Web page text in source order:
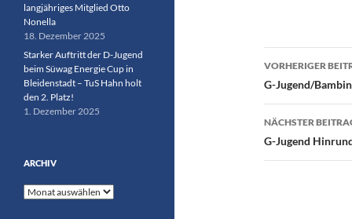
VORHERIGER
G-Jugend/
NÄCHSTER
G-Jugend
langjähriges Mitglied Otto
Nonella
18. Dezember 2025
Starker Auftritt der D-Jugend
beim Süwag Energie Cup in
Bleidenstadt – TuS Hahn holt
den 2. Platz!
1. Dezember 2025
ARCHIV
Archiv